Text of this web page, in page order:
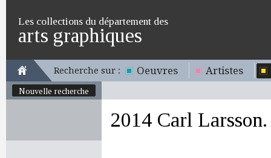
Les collections du département des
arts graphiques
Recherche sur : Oeuvres Artistes
Nouvelle recherche
2014 Carl